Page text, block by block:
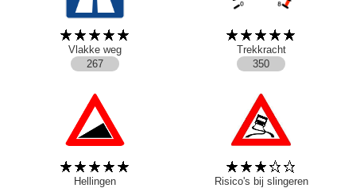
Vlakke weg
Trekkracht
267
350
Hellingen
Risico's bij slingeren